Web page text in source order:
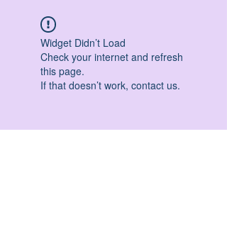
Widget Didn’t Load
Check your internet and refresh
this page.
If that doesn’t work, contact us.